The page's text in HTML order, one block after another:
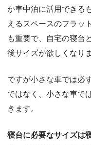
か車中泊に活用できる
えるスペースのフラッ
も重要で、自宅の寝台
後サイズが欲しくなりま
ですが小さな車では必
ではなく、小さな車で
きます。
寝台に必要なサイズは